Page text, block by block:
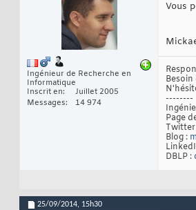
Ingénieur de Recherche en
Informatique
Inscrit en
Juillet 2005
Messages
14 974
Vous
--------
Page
Twitter
Blog :
DBLP :
25/09/2014, 15h30